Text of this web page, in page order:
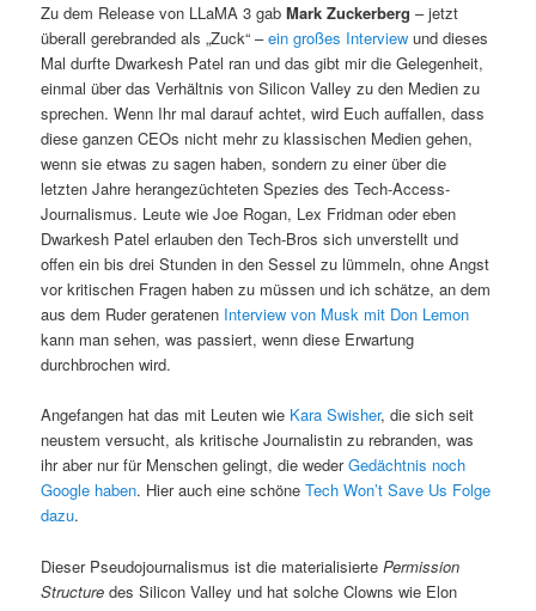
Zu dem Release von LLaMA 3 gabMark Zuckerberg – jetzt
überall gerebranded als „Zuck“ –ein großes Interview und dieses
Mal durfte Dwarkesh Patel ran und das gibt mir die Gelegenheit,
einmal über das Verhältnis von Silicon Valley zu den Medien zu
sprechen. Wenn Ihr mal darauf achtet, wird Euch auffallen, dass
diese ganzen CEOs nicht mehr zu klassischen Medien gehen,
wenn sie etwas zu sagen haben, sondern zu einer über die
letzten Jahre herangezüchteten Spezies des Tech-Access-
Journalismus. Leute wie Joe Rogan, Lex Fridman oder eben
Dwarkesh Patel erlauben den Tech-Bros sich unverstellt und
offen ein bis drei Stunden in den Sessel zu lümmeln, ohne Angst
vor kritischen Fragen haben zu müssen und ich schätze, an dem
aus dem Ruder geratenen Interview von Musk mit Don Lemon
kann man sehen, was passiert, wenn diese Erwartung
durchbrochen wird.
Angefangen hat das mit Leuten wie Kara Swisher, die sich seit
neustem versucht, als kritische Journalistin zu rebranden, was
ihr aber nur für Menschen gelingt, die wederGedächtnis noch
Google haben. Hier auch eine schöneTech Won’t Save Us Folge
dazu.
Dieser Pseudojournalismus ist die materialisiertePermission
Structure des Silicon Valley und hat solche Clowns wie Elon